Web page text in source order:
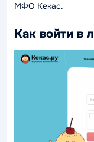
МФО Кекас.
Как войти в